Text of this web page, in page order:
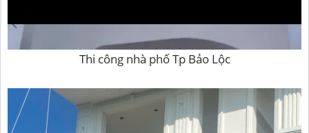
Thi công nhà phố Tp Bảo Lộc